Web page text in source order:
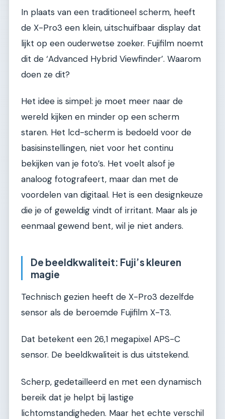
In plaats van een traditioneel scherm, heeft
de X-Pro3 een klein, uitschuifbaar display dat
lijkt op een ouderwetse zoeker. Fujifilm noemt
dit de ‘Advanced Hybrid Viewfinder’. Waarom
doen ze dit?
Het idee is simpel: je moet meer naar de
wereld kijken en minder op een scherm
staren. Het lcd-scherm is bedoeld voor de
basisinstellingen, niet voor het continu
bekijken van je foto’s. Het voelt alsof je
analoog fotografeert, maar dan met de
voordelen van digitaal. Het is een designkeuze
die je of geweldig vindt of irritant. Maar als je
eenmaal gewend bent, wil je niet anders.
De beeldkwaliteit: Fuji’s kleuren
magie
Technisch gezien heeft de X-Pro3 dezelfde
sensor als de beroemde Fujifilm X-T3.
Dat betekent een 26,1 megapixel APS-C
sensor. De beeldkwaliteit is dus uitstekend.
Scherp, gedetailleerd en met een dynamisch
bereik dat je helpt bij lastige
lichtomstandigheden. Maar het echte verschil